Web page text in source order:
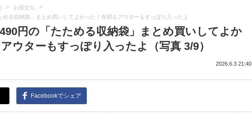
> お役立ち >
める収納袋」まとめ買いしてよかった！布団もアウターもすっぽり入ったよ
490円の「たためる収納袋」まとめ買いしてよか
ウターもすっぽり入ったよ（写真 3/9）
2026.6.3 21:40
Facebookでシェア